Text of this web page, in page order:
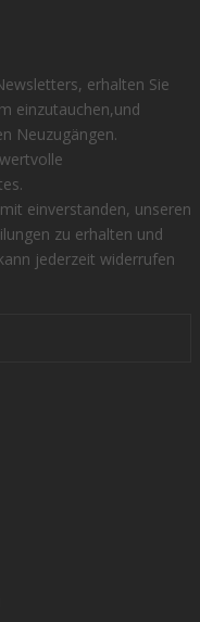
erhalten Sie
einzutauchen,und
Neuzugängen.
einverstanden, unseren
zu erhalten und
jederzeit widerrufen